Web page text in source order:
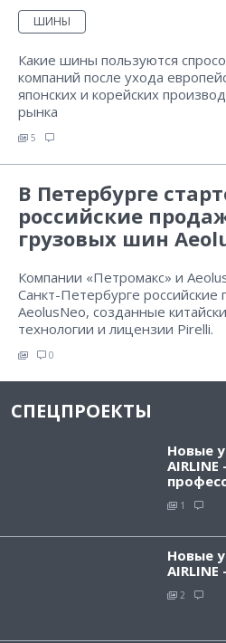
ШИНЫ
Какие шины пользуются
компаний после ухода
японских и корейских
рынка
5
В Петербурге
российские
грузовых шин
Компании «Петромакс» и
Санкт-Петербурге
AeolusNeo, созданные
технологии и лицензии Pirelli.
0
СПЕЦПРОЕКТЫ
Новые
1
Новые
2